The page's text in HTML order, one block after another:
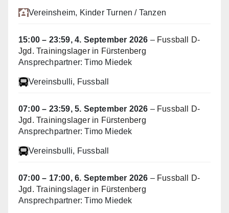
Vereinsheim, Kinder Turnen / Tanzen
15:00 – 23:59,4. September 2026 – Fussball D-
Jgd. Trainingslager in Fürstenberg
Ansprechpartner: Timo Miedek
Vereinsbulli, Fussball
07:00 – 23:59,5. September 2026 – Fussball D-
Jgd. Trainingslager in Fürstenberg
Ansprechpartner: Timo Miedek
Vereinsbulli, Fussball
07:00 – 17:00,6. September 2026 – Fussball D-
Jgd. Trainingslager in Fürstenberg
Ansprechpartner: Timo Miedek